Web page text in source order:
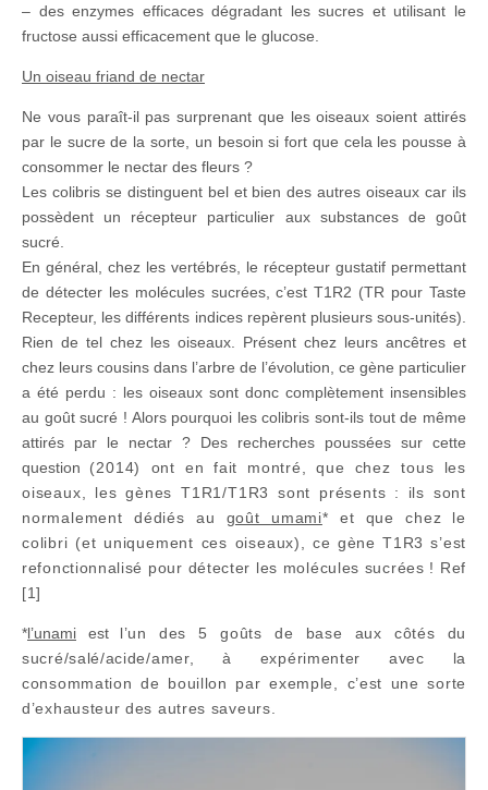
– des enzymes efficaces dégradant les sucres et utilisant le
fructose aussi efficacement que le glucose.
Un oiseau friand de nectar
Ne vous paraît-il pas surprenant que les oiseaux soient attirés
par le sucre de la sorte, un besoin si fort que cela les pousse à
consommer le nectar des fleurs ?
Les colibris se distinguent bel et bien des autres oiseaux car ils
possèdent un récepteur particulier aux substances de goût
sucré.
En général, chez les vertébrés, le récepteur gustatif permettant
de détecter les molécules sucrées, c’est T1R2 (TR pour Taste
Recepteur, les différents indices repèrent plusieurs sous-unités).
Rien de tel chez les oiseaux. Présent chez leurs ancêtres et
chez leurs cousins dans l’arbre de l’évolution, ce gène particulier
a été perdu : les oiseaux sont donc complètement insensibles
au goût sucré ! Alors pourquoi les colibris sont-ils tout de même
attirés par le nectar ? Des recherches poussées sur cette
question (2014) ont en fait montré, que chez tous les
oiseaux, les gènes T1R1/T1R3 sont présents : ils sont
normalement dédiés au goût umami* et que chez le
colibri (et uniquement ces oiseaux),
ce gène T1R3 s’est
refonctionnalisé pour détecter les molécules sucrées ! Ref
[1]
*l’unami est l’un des 5 goûts de base aux côtés du
sucré/salé/acide/amer, à expérimenter avec la
consommation de bouillon par exemple, c’est une sorte
d’exhausteur des autres saveurs.